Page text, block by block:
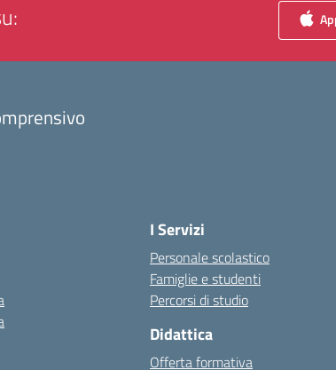
I Servizi
Personale scolastico
Famiglie e studenti
Percorsi di studio
Didattica
Offerta formativa